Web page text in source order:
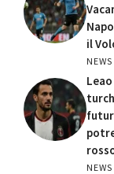
il
NEWS
NEWS